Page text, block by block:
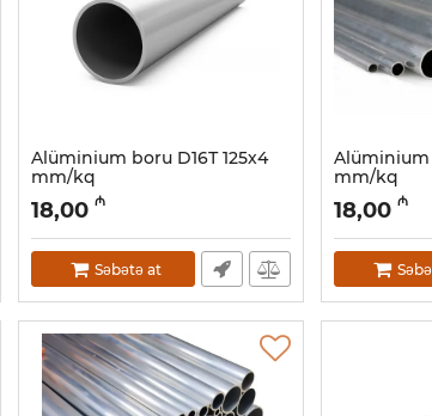
Alüminium boru D16Т 125х4
mm/kq
Artikul: 030001067
18,00 ₼
Səbətə at
Alüminium
mm/kq
Artikul:
18,00 ₼